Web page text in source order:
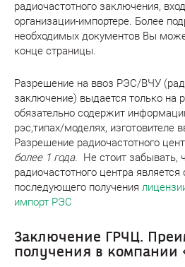
радиочастотного заключения,
организации-импортере. Более
необходимых документов Вы
конце страницы.
Разрешение на ввоз РЭС/ВЧУ
заключение) выдается только на
обязательно содержит
рэс,типах/моделях, изготовителе
Разрешение радиочастотного
более 1 года. Не стоит забывать,
радиочастотного центра
последующего получения
импорт РЭС
Заключение ГРЧЦ.
получения в компании